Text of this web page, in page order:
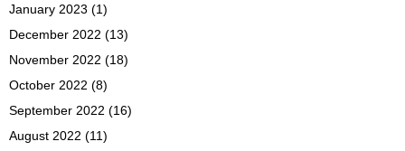
January 2023 (1)
December 2022 (13)
November 2022 (18)
October 2022 (8)
September 2022 (16)
August 2022 (11)